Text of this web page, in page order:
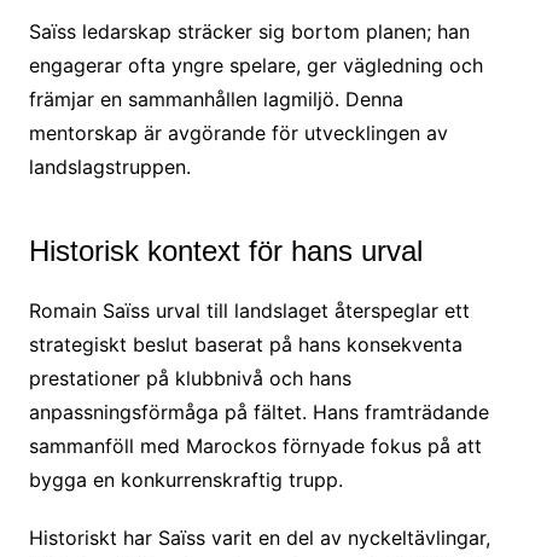
Saïss ledarskap sträcker sig bortom planen; han
engagerar ofta yngre spelare, ger vägledning och
främjar en sammanhållen lagmiljö. Denna
mentorskap är avgörande för utvecklingen av
landslagstruppen.
Historisk kontext för hans urval
Romain Saïss urval till landslaget återspeglar ett
strategiskt beslut baserat på hans konsekventa
prestationer på klubbnivå och hans
anpassningsförmåga på fältet. Hans framträdande
sammanföll med Marockos förnyade fokus på att
bygga en konkurrenskraftig trupp.
Historiskt har Saïss varit en del av nyckeltävlingar,